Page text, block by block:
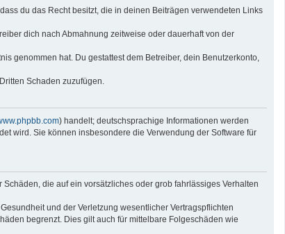
du das Recht besitzt, die in deinen Beiträgen verwendeten Links
dich nach Abmahnung zeitweise oder dauerhaft von der
genommen hat. Du gestattest dem Betreiber, dein Benutzerkonto,
Schaden zuzufügen.
) handelt; deutschsprachige Informationen werden
wird. Sie können insbesondere die Verwendung der Software für
die auf ein vorsätzliches oder grob fahrlässiges Verhalten
und der Verletzung wesentlicher Vertragspflichten
begrenzt. Dies gilt auch für mittelbare Folgeschäden wie